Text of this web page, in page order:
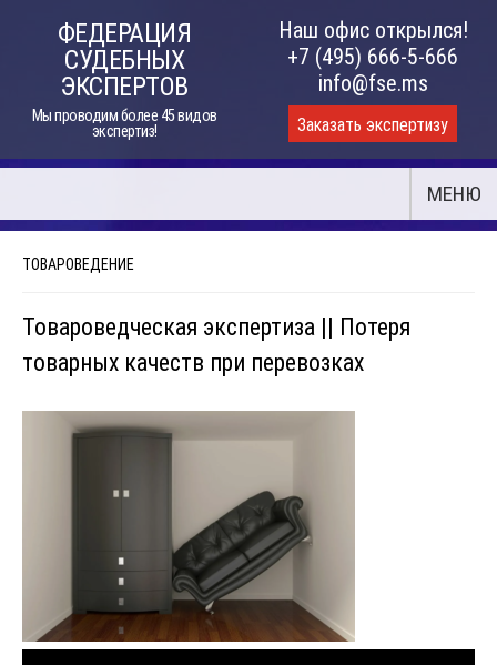
ФЕДЕРАЦИЯ
СУДЕБНЫХ
ЭКСПЕРТОВ
Мы проводим более 45 видов
экспертиз!
Наш офис открылся!
+7 (495) 666-5-666
info@fse.ms
Заказать экспертизу
МЕНЮ
ТОВАРОВЕДЕНИЕ
Товароведческая экспертиза || Потеря
товарных качеств при перевозках